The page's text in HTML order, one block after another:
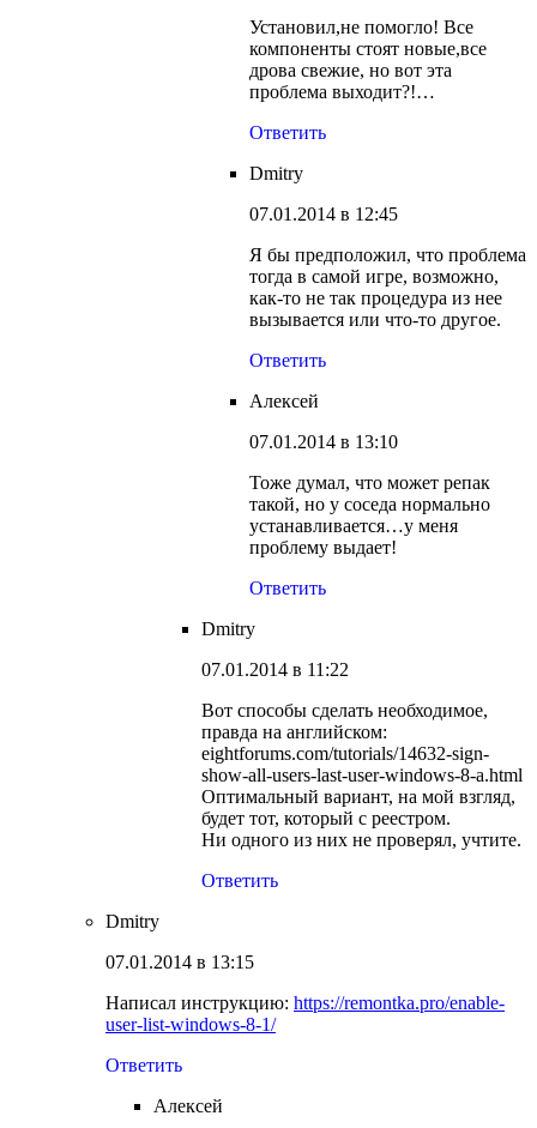
Установил,не помогло! Все
компоненты стоят новые,все
дрова свежие, но вот эта
проблема выходит?!…
Ответить
Dmitry
07.01.2014 в 12:45
Я бы предположил, что проблема
тогда в самой игре, возможно,
как-то не так процедура из нее
вызывается или что-то другое.
Ответить
Алексей
07.01.2014 в 13:10
Тоже думал, что может репак
такой, но у соседа нормально
устанавливается…у меня
проблему выдает!
Ответить
Dmitry
07.01.2014 в 11:22
Вот способы сделать необходимое,
правда на английском:
eightforums.com/tutorials/14632-sign-
show-all-users-last-user-windows-8-a.html
Оптимальный вариант, на мой взгляд,
будет тот, который с реестром.
Ни одного из них не проверял, учтите.
Ответить
Dmitry
07.01.2014 в 13:15
Написал инструкцию: https://remontka.pro/enable-
user-list-windows-8-1/
Ответить
Алексей